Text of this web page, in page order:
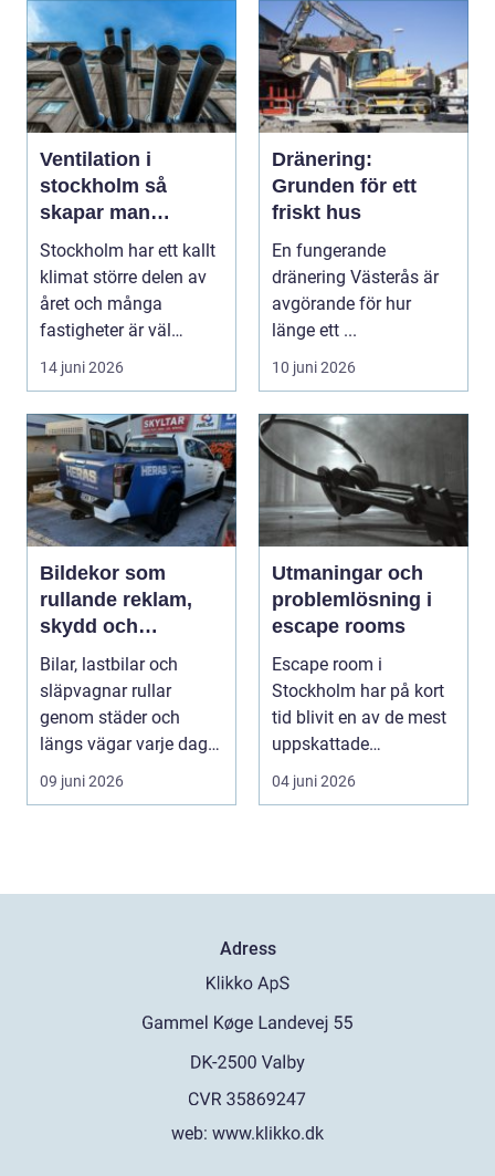
Ventilation i
stockholm så
skapar man
hälsosam och
energieffektiv
inomhusluft
Stockholm har ett kallt
klimat större delen av
året och många
fastigheter är väl
isolerade för att s...
14 juni 2026
Dränering:
Grunden för ett
friskt hus
En fungerande
dränering Västerås är
avgörande för hur
länge ett ...
10 juni 2026
Bildekor som
rullande reklam,
skydd och
personlig stil
Bilar, lastbilar och
släpvagnar rullar
genom städer och
längs vägar varje dag.
De passerar tusentals...
09 juni 2026
Utmaningar och
problemlösning i
escape rooms
Escape room i
Stockholm har på kort
tid blivit en av de mest
uppskattade
aktiviteterna fö...
04 juni 2026
Adress
web: www.klikko.dk